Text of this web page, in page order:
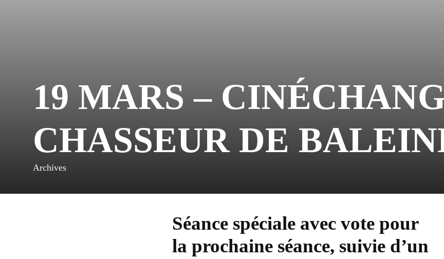
19 MARS –
CHASSEUR DE
Archives
Séance spéciale avec vote pour
la prochaine séance, suivie d’un